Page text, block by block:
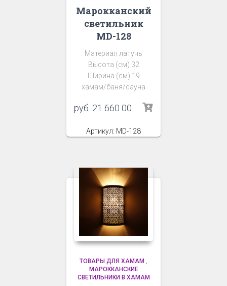
Марокканский
светильник
MD-128
Материал латунь
Высота (см) 32
Ширина (см) 19
хамам/баня/сауна
руб. 21 660 00
Артикул: MD-128
ТОВАРЫ ДЛЯ ХАМАМ ,
МАРОККАНСКИЕ
СВЕТИЛЬНИКИ В ХАМАМ